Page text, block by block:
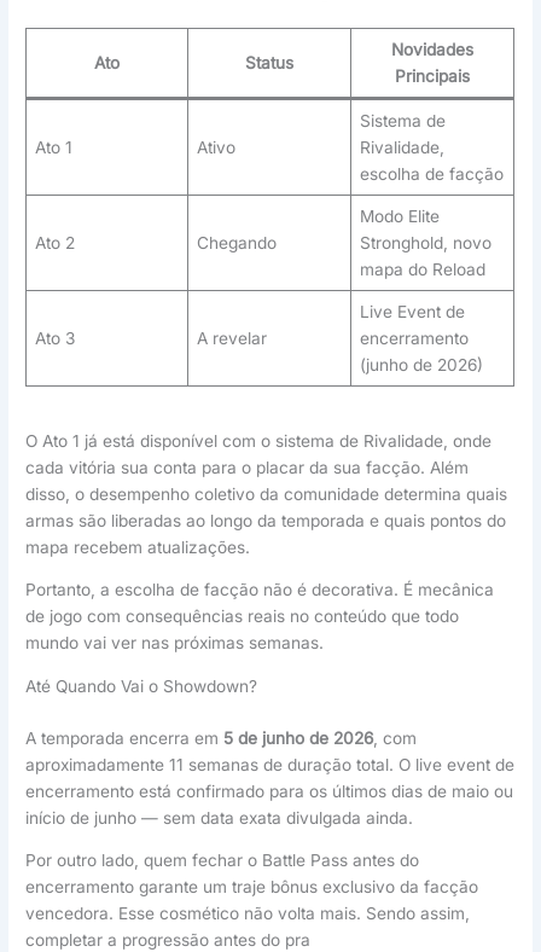
Ato Status
Novidades
Principais
Ato 1 Ativo
Sistema de
Rivalidade,
escolha de facção
Ato 2 Chegando
Modo Elite
Stronghold, novo
mapa do Reload
Ato 3 A revelar
Live Event de
encerramento
(junho de 2026)
O Ato 1 já está disponível com o sistema de Rivalidade, onde
cada vitória sua conta para o placar da sua facção. Além
disso, o desempenho coletivo da comunidade determina quais
armas são liberadas ao longo da temporada e quais pontos do
mapa recebem atualizações.
Portanto, a escolha de facção não é decorativa. É mecânica
de jogo com consequências reais no conteúdo que todo
mundo vai ver nas próximas semanas.
Até Quando Vai o Showdown?
A temporada encerra em 5 de junho de 2026, com
aproximadamente 11 semanas de duração total. O live event de
encerramento está confirmado para os últimos dias de maio ou
início de junho — sem data exata divulgada ainda.
Por outro lado, quem fechar o Battle Pass antes do
encerramento garante um traje bônus exclusivo da facção
vencedora. Esse cosmético não volta mais. Sendo assim,
completar a progressão antes do pra